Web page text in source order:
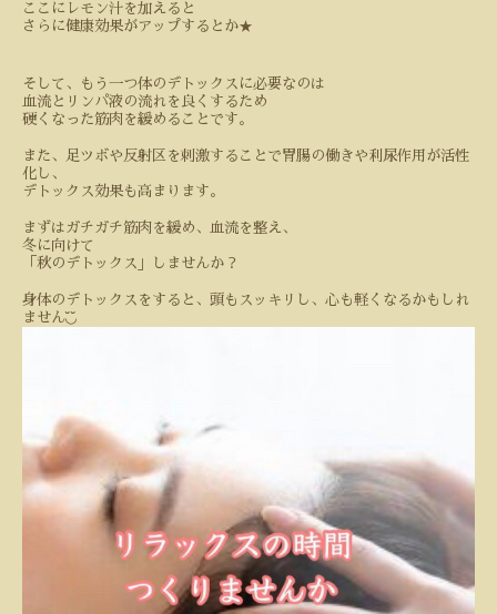
ここにレモン汁を加えると
さらに健康効果がアップするとか★
そして、もう一つ体のデトックスに必要なのは
血流とリンパ液の流れを良くするため
硬くなった筋肉を緩めることです。
また、足ツボや反射区を刺激することで胃腸の働きや利尿作用が活性
化し、
デトックス効果も高まります。
まずはガチガチ筋肉を緩め、血流を整え、
冬に向けて
「秋のデトックス」しませんか？
身体のデトックスをすると、頭もスッキリし、心も軽くなるかもしれ
ません◟̆◞̆